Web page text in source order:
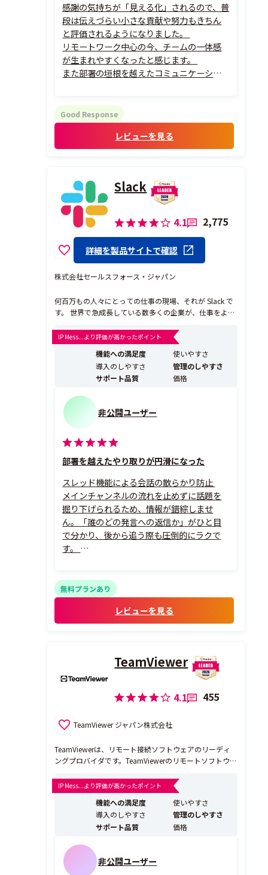
感謝の気持ちが「見える化」されるので、普
段は伝えづらい小さな貢献や努力もきちん
と評価されるようになりました。
リモートワーク中心の今、チームの一体感
が生まれやすくなったと感じます。
また部署の垣根を越えたコミュニケーショ
貯めたポイントをAmazonギフト券などに
交換できるので、福利厚生としても従業員か
Good Response
レビューを見る
Slack
4.1 2,775
詳細を製品サイトで確認
株式会社セールスフォース・ジャパン
何百万もの人々にとっての仕事の現場、それが Slack で
す。 世界で急成長している数多くの企業が、仕事をより
を搭載した会話型プラットフォームである Slack を選択
しています。Slack 内では毎日 7 億件以上のメッセージ
が送信され、300 万件近くの...
IP Mess...より評価が高かったポイント
機能への満足度
使いやすさ
導入のしやすさ
管理のしやすさ
サポート品質
価格
非公開ユーザー
部署を越えたやり取りが円滑になった
スレッド機能による会話の散らかり防止
メインチャンネルの流れを止めずに話題を
掘り下げられるため、情報が錯綜しませ
ん。「誰のどの発言への返信か」がひと目
で分かり、後から追う際も圧倒的にラクで
す。
送る手間が省け、スタンプ感覚のリアクショ
ン一つで既読・承認・感謝を伝えられます。
無駄な通知を減らしつつ、チームの心理的安
全性を高...
無料プランあり
レビューを見る
TeamViewer
4.1 455
TeamViewer ジャパン株式会社
TeamViewerは、リモート接続ソフトウェアのリーディ
ングプロバイダです。TeamViewerのリモートソフトウェ
化による効率性の向上とビジネス目標の達成を可能にし
ます。 TeamViewer Tensorは、企業向けリモート接続ソ
リューションで、コ...
IP Mess...より評価が高かったポイント
機能への満足度
使いやすさ
導入のしやすさ
管理のしやすさ
サポート品質
価格
非公開ユーザー